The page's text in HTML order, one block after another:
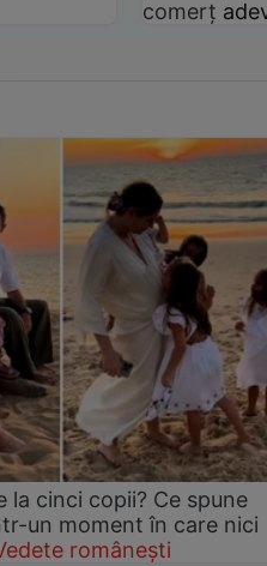
comerț
la cinci copii? Ce spune
un moment în care nici
românești